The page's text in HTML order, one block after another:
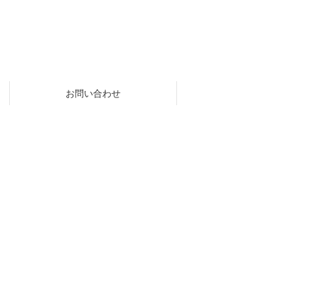
お問い合わせ